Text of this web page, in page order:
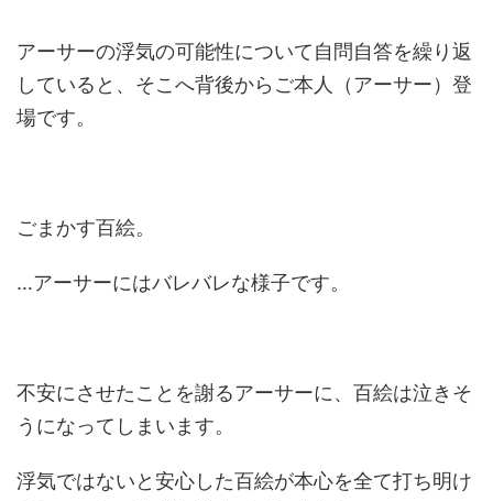
アーサーの浮気の可能性について自問自答を繰り返
していると、そこへ背後からご本人（アーサー）登
場です。
ごまかす百絵。
…アーサーにはバレバレな様子です。
不安にさせたことを謝るアーサーに、百絵は泣きそ
うになってしまいます。
浮気ではないと安心した百絵が本心を全て打ち明け